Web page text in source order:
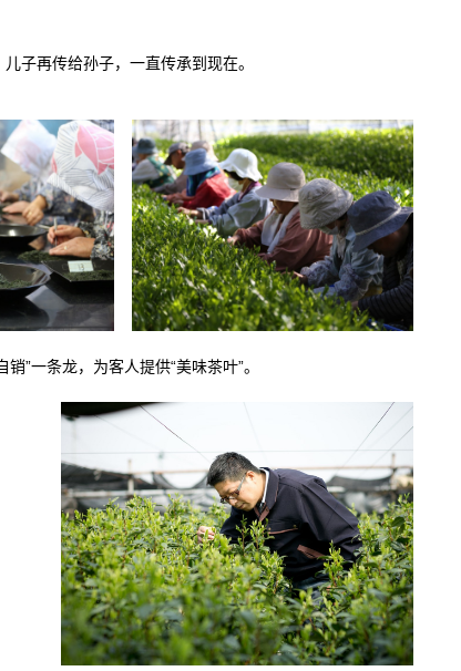
子再传给孙子，一直传承到现在。
”一条龙，为客人提供“美味茶叶”。